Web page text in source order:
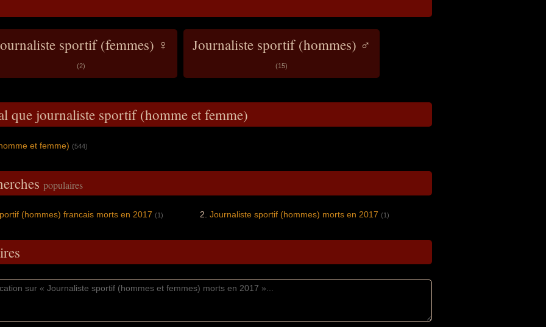
sportif (femmes) ♀
(2)
Journaliste sportif (hommes) ♂
(15)
que journaliste sportif (homme et femme)
et femme) (544)
populaires
(hommes) francais morts en 2017 (1) Journaliste sportif (hommes) morts en 2017 (1)